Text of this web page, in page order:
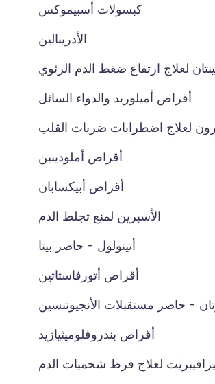
كبسولات أسبيموكس
الأدرينالين
لعلاج ارتفاع ضغط الدم الرئوي
أقراص أميلوريد والدواء السائل
لعلاج اضطرابات ضربات القلب
أقراص أملوديبين
أقراص أبيكسابان
الأسبرين لمنع تجلط الدم
أتينولول - حاصر بيتا
أقراص أتورفاستاتين
- حاصر مستقبلات الأنجيوتنسين
أقراص بندروفلوميثيازيد
لعلاج فرط شحميات الدم